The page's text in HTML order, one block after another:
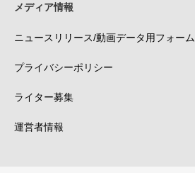
メディア情報
ニュースリリース/動画データ用フォーム
プライバシーポリシー
ライター募集
運営者情報